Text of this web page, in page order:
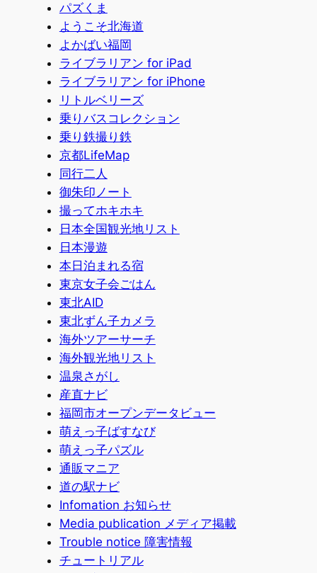
パズくま
ようこそ北海道
よかばい福岡
ライブラリアン for iPad
ライブラリアン for iPhone
リトルベリーズ
乗りバスコレクション
乗り鉄撮り鉄
京都LifeMap
同行二人
御朱印ノート
撮ってホキホキ
日本全国観光地リスト
日本漫遊
本日泊まれる宿
東京女子会ごはん
東北AID
東北ずん子カメラ
海外ツアーサーチ
海外観光地リスト
温泉さがし
産直ナビ
福岡市オープンデータビュー
萌えっ子ばすなび
萌えっ子パズル
通販マニア
道の駅ナビ
Infomation お知らせ
Media publication メディア掲載
Trouble notice 障害情報
チュートリアル